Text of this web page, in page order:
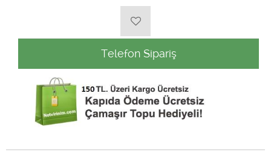
Telefon Sipariş